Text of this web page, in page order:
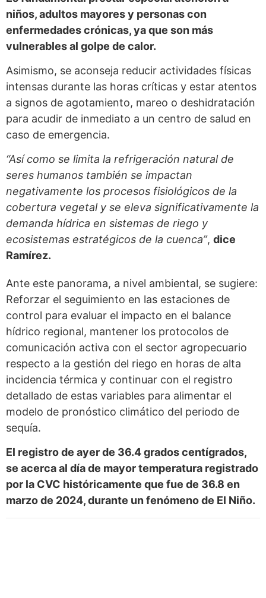
niños, adultos mayores y personas con
enfermedades crónicas, ya que son más
vulnerables al golpe de calor.
Asimismo, se aconseja reducir actividades físicas
intensas durante las horas críticas y estar atentos
a signos de agotamiento, mareo o deshidratación
para acudir de inmediato a un centro de salud en
caso de emergencia.
“Así como se limita la refrigeración natural de
seres humanos también se impactan
negativamente los procesos fisiológicos de la
cobertura vegetal y se eleva significativamente la
demanda hídrica en sistemas de riego y
ecosistemas estratégicos de la cuenca”, dice
Ramírez.
Ante este panorama, a nivel ambiental, se sugiere:
Reforzar el seguimiento en las estaciones de
control para evaluar el impacto en el balance
hídrico regional, mantener los protocolos de
comunicación activa con el sector agropecuario
respecto a la gestión del riego en horas de alta
incidencia térmica y continuar con el registro
detallado de estas variables para alimentar el
modelo de pronóstico climático del periodo de
sequía.
El registro de ayer de 36.4 grados centígrados,
se acerca al día de mayor temperatura registrado
por la CVC históricamente que fue de 36.8 en
marzo de 2024, durante un fenómeno de El Niño.